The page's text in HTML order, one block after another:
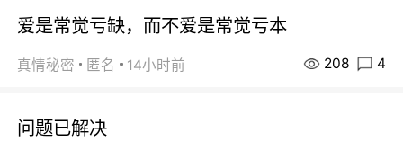
爱是常觉亏缺，而不爱是常觉亏本
真情秘密 匿名 14小时前 208 4
问题已解决